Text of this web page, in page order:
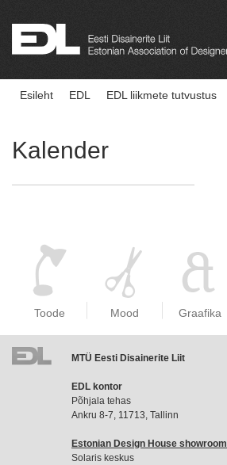
Esileht EDL EDL liikmete tutvustus
Kalender
Toode Mood Graafika
liikmemaks
MTÜ Eesti Disainerite Liit
EDL kontor
Põhjala tehas
Ankru 8-7, 11713, Tallinn
Estonian Design House showroom
Solaris keskus